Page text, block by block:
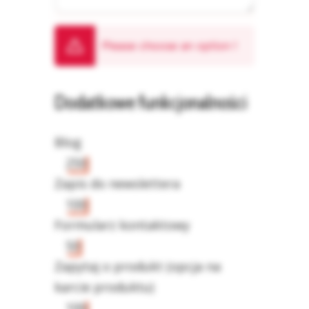
Please choose an option
Dodatkowe funkcjonalności
Blog
250
Zapis do newslettera
100
Formularz kontaktowy
50
Zapytaj o produkt (opcja na
karcie produktu)